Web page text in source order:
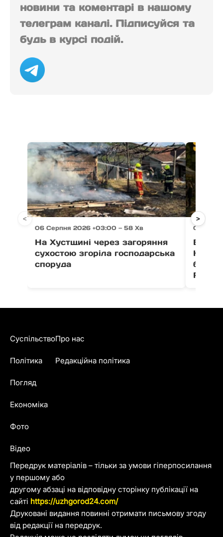
новини та коментарі в нашому
телеграм каналі. Підписуйся та
будь в курсі подій.
06 Серпня 2026 +03:00 — 58 Хв
На Хустщині через загоряння
сухостою згоріла господарська
споруда
06
В
Fest
< >
Передрук матеріалів – тільки за умови гіперпосилання
у першому або
другому абзаці на відповідну сторінку публікації на
сайті https://uzhgorod24.com/
Друковані видання повинні отримати письмову згоду
від редакції на передрук.
Суспільство
Політика
Погляд
Економіка
Фото
Відео
Про нас
Редакційна політика